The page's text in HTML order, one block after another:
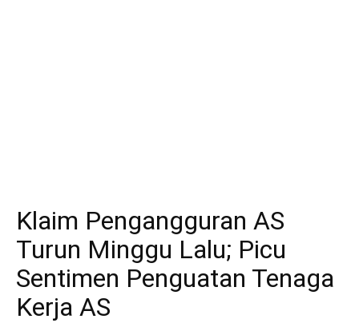
Klaim Pengangguran AS
Turun Minggu Lalu; Picu
Sentimen Penguatan Tenaga
Kerja AS